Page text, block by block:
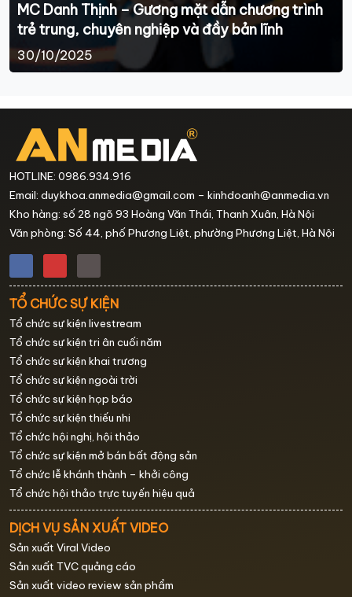
MC Danh Thịnh – Gương mặt dẫn chương trình
trẻ trung, chuyên nghiệp và đầy bản lĩnh
30/10/2025
HOTLINE: 0986.934.916
Email: duykhoa.anmedia@gmail.com – kinhdoanh@anmedia.vn
Kho hàng: số 28 ngõ 93 Hoàng Văn Thái, Thanh Xuân, Hà Nội
Văn phòng: Số 44, phố Phương Liệt, phường Phương Liệt, Hà Nội
TỔ CHỨC SỰ KIỆN
Tổ chức sự kiện livestream
Tổ chức sự kiện tri ân cuối năm
Tổ chức sự kiện khai trương
Tổ chức sự kiện ngoài trời
Tổ chức sự kiện họp báo
Tổ chức sự kiện thiếu nhi
Tổ chức hội nghị, hội thảo
Tổ chức sự kiện mở bán bất động sản
Tổ chức lễ khánh thành – khởi công
Tổ chức hội thảo trực tuyến hiệu quả
DỊCH VỤ SẢN XUẤT VIDEO
Sản xuất Viral Video
Sản xuất TVC quảng cáo
Sản xuất video review sản phẩm